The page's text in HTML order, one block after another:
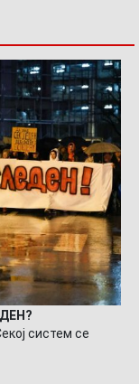
систем се